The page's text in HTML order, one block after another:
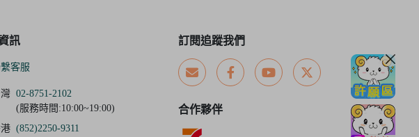
訊
客服
02-8751-2102
(服務時間:10:00~19:00)
(852)2250-9311
訂閱追蹤我們
合作夥伴